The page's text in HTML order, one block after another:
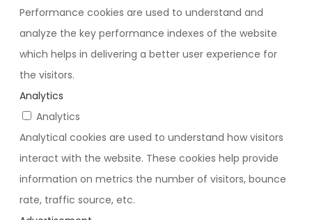
Performance cookies are used to understand and
analyze the key performance indexes of the website
which helps in delivering a better user experience for
the visitors.
Analytics
Analytics
Analytical cookies are used to understand how visitors
interact with the website. These cookies help provide
information on metrics the number of visitors, bounce
rate, traffic source, etc.